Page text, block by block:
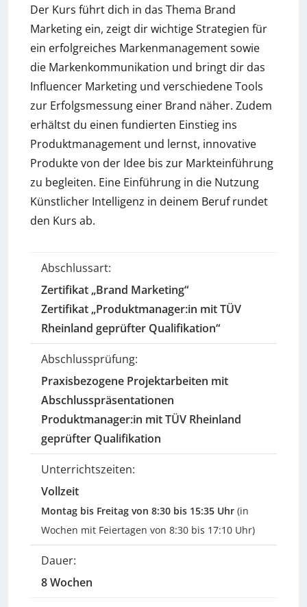
Der Kurs führt dich in das Thema Brand
Marketing ein, zeigt dir wichtige Strategien für
ein erfolgreiches Markenmanagement sowie
die Markenkommunikation und bringt dir das
Influencer Marketing und verschiedene Tools
zur Erfolgsmessung einer Brand näher. Zudem
erhältst du einen fundierten Einstieg ins
Produktmanagement und lernst, innovative
Produkte von der Idee bis zur Markteinführung
zu begleiten. Eine Einführung in die Nutzung
Künstlicher Intelligenz in deinem Beruf rundet
den Kurs ab.
Abschlussart:
Zertifikat „Brand Marketing“
Zertifikat „Produktmanager:in mit TÜV
Rheinland geprüfter Qualifikation“
Abschlussprüfung:
Praxisbezogene Projektarbeiten mit
Abschlusspräsentationen
Produktmanager:in mit TÜV Rheinland
geprüfter Qualifikation
Unterrichtszeiten:
Vollzeit
Montag bis Freitag von 8:30 bis 15:35 Uhr (in
Wochen mit Feiertagen von 8:30 bis 17:10 Uhr)
Dauer:
8 Wochen